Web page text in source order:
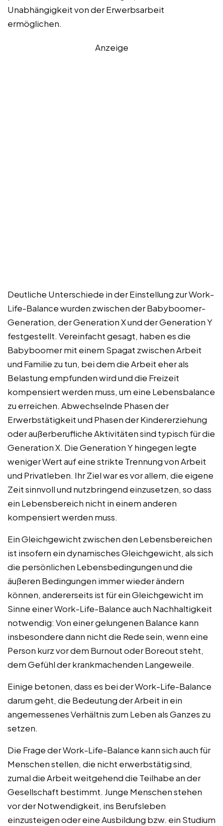
Unabhängigkeit von der Erwerbsarbeit
ermöglichen.
Anzeige
Deutliche Unterschiede in der Einstellung zur Work-
Life-Balance wurden zwischen der Babyboomer-
Generation, der Generation X und der Generation Y
festgestellt. Vereinfacht gesagt, haben es die
Babyboomer mit einem Spagat zwischen Arbeit
und Familie zu tun, bei dem die Arbeit eher als
Belastung empfunden wird und die Freizeit
kompensiert werden muss, um eine Lebensbalance
zu erreichen. Abwechselnde Phasen der
Erwerbstätigkeit und Phasen der Kindererziehung
oder außerberufliche Aktivitäten sind typisch für die
Generation X. Die Generation Y hingegen legte
weniger Wert auf eine strikte Trennung von Arbeit
und Privatleben. Ihr Ziel war es vor allem, die eigene
Zeit sinnvoll und nutzbringend einzusetzen, so dass
ein Lebensbereich nicht in einem anderen
kompensiert werden muss.
Ein Gleichgewicht zwischen den Lebensbereichen
ist insofern ein dynamisches Gleichgewicht, als sich
die persönlichen Lebensbedingungen und die
äußeren Bedingungen immer wieder ändern
können, andererseits ist für ein Gleichgewicht im
Sinne einer Work-Life-Balance auch Nachhaltigkeit
notwendig: Von einer gelungenen Balance kann
insbesondere dann nicht die Rede sein, wenn eine
Person kurz vor dem Burnout oder Boreout steht,
dem Gefühl der krankmachenden Langeweile.
Einige betonen, dass es bei der Work-Life-Balance
darum geht, die Bedeutung der Arbeit in ein
angemessenes Verhältnis zum Leben als Ganzes zu
setzen.
Die Frage der Work-Life-Balance kann sich auch für
Menschen stellen, die nicht erwerbstätig sind,
zumal die Arbeit weitgehend die Teilhabe an der
Gesellschaft bestimmt. Junge Menschen stehen
vor der Notwendigkeit, ins Berufsleben
einzusteigen oder eine Ausbildung bzw. ein Studium